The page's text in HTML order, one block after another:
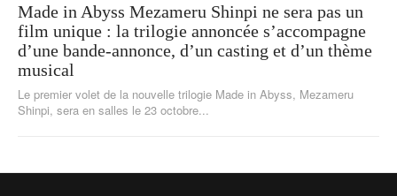
Made in Abyss Mezameru Shinpi ne sera pas un
film unique : la trilogie annoncée s’accompagne
d’une bande-annonce, d’un casting et d’un thème
musical
Le premier volet de la nouvelle trilogie Made in Abyss, Mezameru
Shinpi, sera en salles le 23 octobre...